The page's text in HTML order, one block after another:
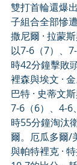
雙打首輪還爆
子組合全部慘
撒尼爾 · 拉蒙
以7-6（7）、
時42分鐘擊敗
裡森與埃文 ·
巴特 · 史蒂文
7-6（6）、4-6
時55分鐘淘汰
爾。厄瓜多爾/
與帕特裡克 ·